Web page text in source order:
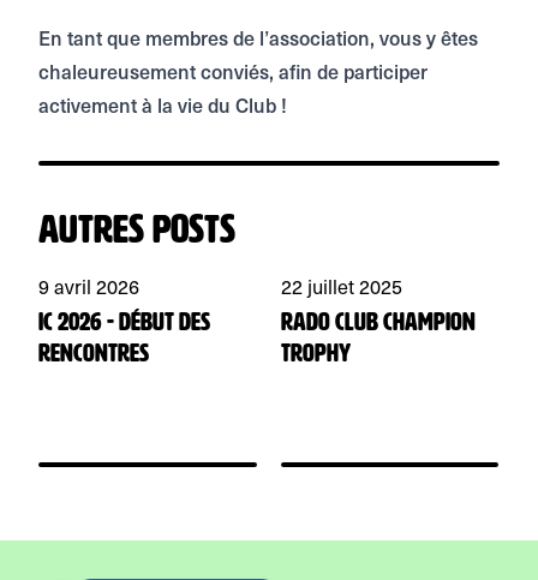
En tant que membres de l’association, vous y êtes
chaleureusement conviés, afin de participer
activement à la vie du Club !
Autres posts
9 avril 2026
IC 2026 - début des
rencontres
22 juillet 2025
Rado Club Champion
Trophy